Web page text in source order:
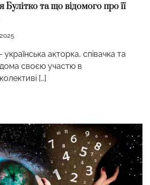
Булітко та що відомого про її
українська акторка, співачка та
своєю участю в
[…]